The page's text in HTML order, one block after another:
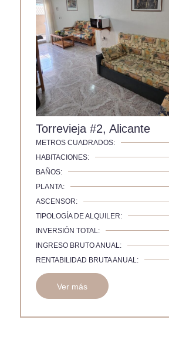
Torrevieja #2, Alicante
METROS CUADRADOS:
HABITACIONES:
BAÑOS:
PLANTA:
ASCENSOR:
TIPOLOGÍA DE ALQUILER:
INVERSIÓN TOTAL:
INGRESO BRUTO ANUAL:
RENTABILIDAD BRUTA ANUAL:
Ver más